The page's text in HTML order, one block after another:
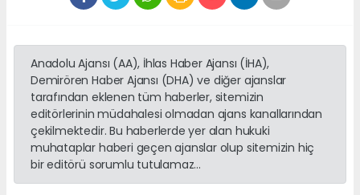
Anadolu Ajansı (AA), İhlas Haber Ajansı (İHA),
Demirören Haber Ajansı (DHA) ve diğer ajanslar
tarafından eklenen tüm haberler, sitemizin
editörlerinin müdahalesi olmadan ajans kanallarından
çekilmektedir. Bu haberlerde yer alan hukuki
muhataplar haberi geçen ajanslar olup sitemizin hiç
bir editörü sorumlu tutulamaz...